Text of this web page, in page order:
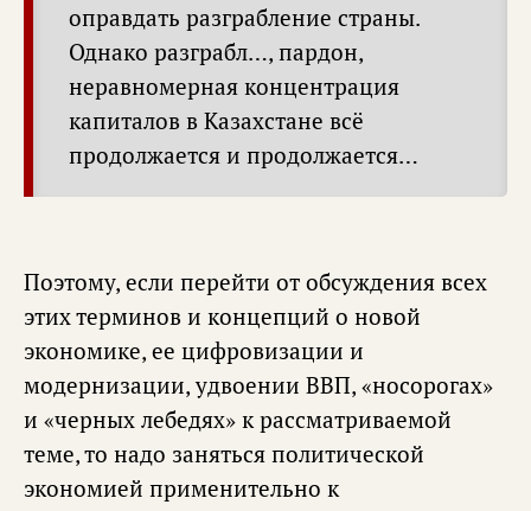
оправдать разграбление страны.
Однако разграбл…, пардон,
неравномерная концентрация
капиталов в Казахстане всё
продолжается и продолжается…
Поэтому, если перейти от обсуждения всех
этих терминов и концепций о новой
экономике, ее цифровизации и
модернизации, удвоении ВВП, «носорогах»
и «черных лебедях» к рассматриваемой
теме, то надо заняться политической
экономией применительно к